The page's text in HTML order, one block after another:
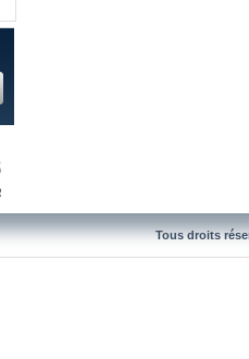
Tous droits